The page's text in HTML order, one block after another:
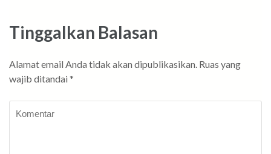
Tinggalkan Balasan
Alamat email Anda tidak akan dipublikasikan. Ruas yang
wajib ditandai *